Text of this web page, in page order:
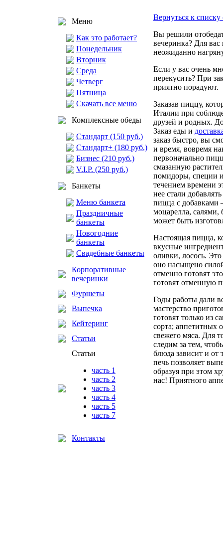
Меню
Как это работает?
Понедельник
Вторник
Среда
Четверг
Пятница
Скачать все меню
Комплексные обеды
Стандарт (150 руб.)
Стандарт+ (180 руб.)
Бизнес (210 руб.)
V.I.P. (250 руб.)
Банкеты
Меню банкета
Праздничные
банкеты
Новогодние
банкеты
Свадебные банкеты
Корпоративные
вечеринки
Фуршеты
Выпечка
Кейтеринг
Статьи
Статьи
часть 1
часть 2
часть 3
часть 4
часть 5
часть 7
Контакты
Вернуться к списку
Вы решили
вечеринка? Для вас
неожиданно
Если у вас очень
перекусить? При
приятно порадуют.
Заказав пиццу,
Италии при
друзей и родных.
Заказ еды и
заказ быстро, вы
и время, вовремя
первоначально
смазанную
помидоры, специи
течением времени
нее стали
пицца с добавками
моцарелла,
может быть
Настоящая пицца,
вкусные
оливки, лосось.
оно насыщено
отменно готовят
готовят отменную
Годы работы дали
мастерство
готовят только из
сорта; аппетитных
свежего мяса. Для
следим за тем,
блюда зависит и от
печь позволяет
образуя при этом
нас! Приятного